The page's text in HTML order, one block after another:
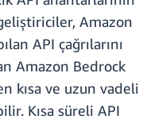
Amazon
API çağrılarını
Amazon Bedrock
kısa ve uzun vadeli
Kısa süreli API